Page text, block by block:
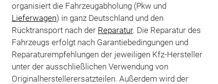
organisiert die Fahrzeugabholung (Pkw und
Lieferwagen) in ganz Deutschland und den
Rücktransport nach der Reparatur. Die Reparatur des
Fahrzeugs erfolgt nach Garantiebedingungen und
Reparaturempfehlungen der jeweiligen Kfz-Hersteller
unter der ausschließlichen Verwendung von
Originalherstellerersatzteilen. Außerdem wird der